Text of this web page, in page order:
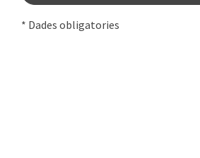
* Dades obligatories